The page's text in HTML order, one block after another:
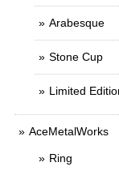
Arabesque
Stone Cup
Limited
AceMetalWorks
Ring